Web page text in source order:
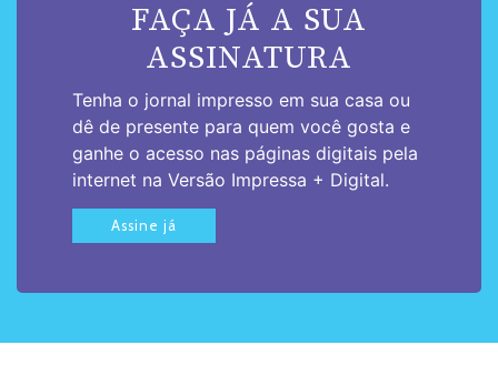
FAÇA JÁ A SUA
ASSINATURA
Tenha o jornal impresso em sua casa ou
dê de presente para quem você gosta e
ganhe o acesso nas páginas digitais pela
internet na Versão Impressa + Digital.
Assine já